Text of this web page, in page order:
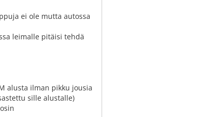
ei ole mutta autossa
leimalle pitäisi tehdä
alusta ilman pikku jousia
sille alustalle)